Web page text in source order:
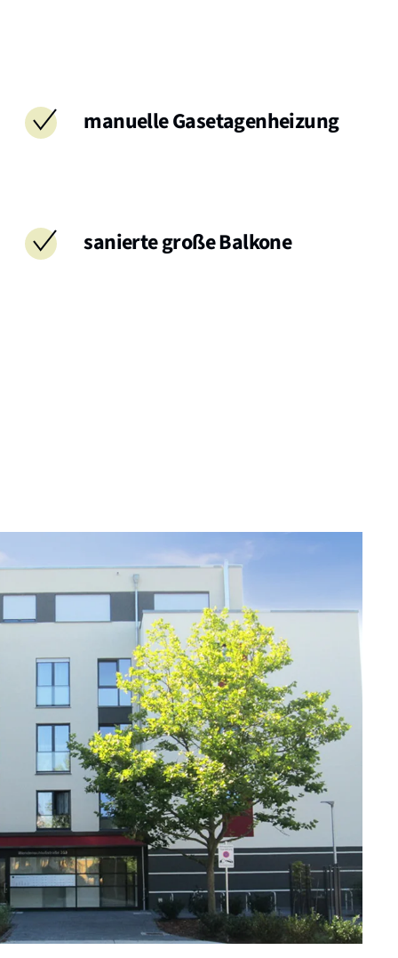
manuelle Gasetagenheizung
sanierte große Balkone